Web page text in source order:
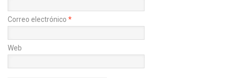
Correo electrónico *
Web